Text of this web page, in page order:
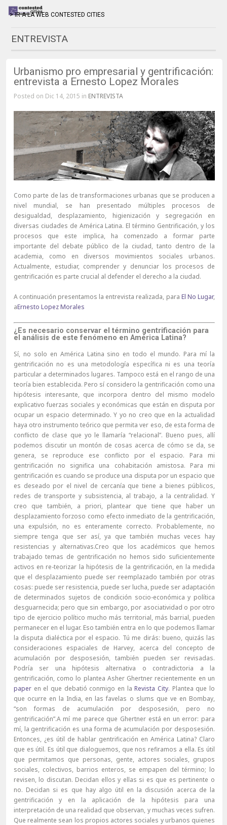
> IR A LA WEB CONTESTED CITIES
ENTREVISTA
Urbanismo pro empresarial y gentrificación:
entrevista a Ernesto Lopez Morales
Posted on Dic 14, 2015 in ENTREVISTA
Como parte de las de transformaciones urbanas que se producen a
nivel mundial, se han presentado múltiples procesos de
desigualdad, desplazamiento, higienización y segregación en
diversas ciudades de América Latina. El término Gentrificación, y los
procesos que este implica, ha comenzado a formar parte
importante del debate público de la ciudad, tanto dentro de la
academia, como en diversos movimientos sociales urbanos.
Actualmente, estudiar, comprender y denunciar los procesos de
gentrificación es parte crucial al defender el derecho a la ciudad.
A continuación presentamos la entrevista realizada, para El No Lugar,
aErnesto Lopez Morales
¿Es necesario conservar el término gentrificación para
el análisis de este fenómeno en América Latina?
Sí, no solo en América Latina sino en todo el mundo. Para mí la
gentrificación no es una metodología específica ni es una teoría
particular a determinados lugares. Tampoco está en el rango de una
teoría bien establecida. Pero sí considero la gentrificación como una
hipótesis interesante, que incorpora dentro del mismo modelo
explicativo fuerzas sociales y económicas que están en disputa por
ocupar un espacio determinado. Y yo no creo que en la actualidad
haya otro instrumento teórico que permita ver eso, de esta forma de
conflicto de clase que yo le llamaría “relacional”. Bueno pues, allí
podemos discutir un montón de cosas acerca de cómo se da, se
genera, se reproduce ese conflicto por el espacio. Para mi
gentrificación no significa una cohabitación amistosa. Para mi
gentrificación es cuando se produce una disputa por un espacio que
es deseado por el nivel de cercanía que tiene a bienes públicos,
redes de transporte y subsistencia, al trabajo, a la centralidad. Y
creo que también, a priori, plantear que tiene que haber un
desplazamiento forzoso como efecto inmediato de la gentrificación,
una expulsión, no es enteramente correcto. Probablemente, no
siempre tenga que ser así, ya que también muchas veces hay
resistencias y alternativas.Creo que los académicos que hemos
trabajado temas de gentrificación no hemos sido suficientemente
activos en re-teorizar la hipótesis de la gentrificación, en la medida
que el desplazamiento puede ser reemplazado también por otras
cosas: puede ser resistencia, puede ser lucha, puede ser adaptación
de determinados sujetos de condición socio-económica y política
desguarnecida; pero que sin embargo, por asociatividad o por otro
tipo de ejercicio político mucho más territorial, más barrial, pueden
permanecer en el lugar. Eso también entra en lo que podemos llamar
la disputa dialéctica por el espacio. Tú me dirás: bueno, quizás las
consideraciones espaciales de Harvey, acerca del concepto de
acumulación por desposesión, también pueden ser revisadas.
Podría ser una hipótesis alternativa o contradictoria a la
gentrificación, como lo plantea Asher Ghertner recientemente en un
paperen el que debatió conmigo en laRevista City. Plantea que lo
que ocurre en la India, en las favelas o slums que ve en Bombay,
“son formas de acumulación por desposesión, pero no
gentrificación”.A mí me parece que Ghertner está en un error: para
mí, la gentrificación es una forma de acumulación por desposesión.
Entonces, ¿es útil de hablar gentrificación en América Latina? Claro
que es útil. Es útil que dialoguemos, que nos refiramos a ella. Es útil
que permitamos que personas, gente, actores sociales, grupos
sociales, colectivos, barrios enteros, se empapen del término; lo
revisen, lo discutan. Decidan ellos y ellas si es que es pertinente o
no. Decidan si es que hay algo útil en la discusión acerca de la
gentrificación y en la aplicación de la hipótesis para una
interpretación de una realidad que observan, y muchas veces sufren.
Que realmente sean los propios actores sociales y urbanos quienes